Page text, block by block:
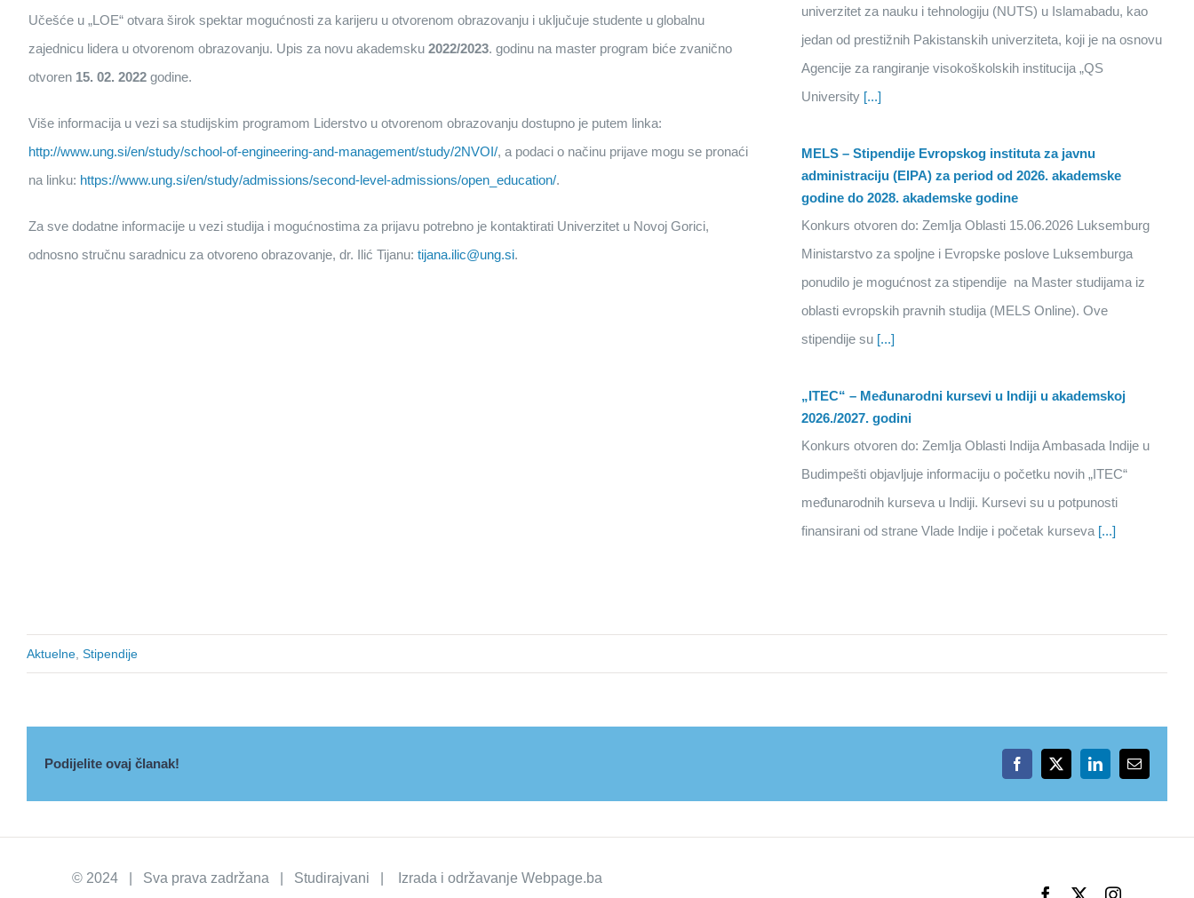
Učešće u „LOE“ otvara širok spektar mogućnosti za karijeru u otvorenom obrazovanju i uključuje studente u globalnu
zajednicu lidera u otvorenom obrazovanju. Upis za novu akademsku 2022/2023. godinu na master program biće zvanično
otvoren 15. 02. 2022 godine.
Više informacija u vezi sa studijskim programom Liderstvo u otvorenom obrazovanju dostupno je putem linka:
http://www.ung.si/en/study/school-of-engineering-and-management/study/2NVOI/, a podaci o načinu prijave mogu se pronaći
na linku: https://www.ung.si/en/study/admissions/second-level-admissions/open_education/.
Za sve dodatne informacije u vezi studija i mogućnostima za prijavu potrebno je kontaktirati Univerzitet u Novoj Gorici,
odnosno stručnu saradnicu za otvoreno obrazovanje, dr. Ilić Tijanu: tijana.ilic@ung.si.
univerzitet za nauku i tehnologiju (NUTS) u Islamabadu, kao
jedan od prestižnih Pakistanskih univerziteta, koji je na osnovu
Agencije za rangiranje visokoškolskih institucija „QS
University [...]
MELS – Stipendije Evropskog instituta za javnu
administraciju (EIPA) za period od 2026. akademske
godine do 2028. akademske godine
Konkurs otvoren do: Zemlja Oblasti 15.06.2026 Luksemburg
Ministarstvo za spoljne i Evropske poslove Luksemburga
ponudilo je mogućnost za stipendije na Master studijama iz
oblasti evropskih pravnih studija (MELS Online). Ove
stipendije su [...]
„ITEC“ – Međunarodni kursevi u Indiji u akademskoj
2026./2027. godini
Konkurs otvoren do: Zemlja Oblasti Indija Ambasada Indije u
Budimpešti objavljuje informaciju o početku novih „ITEC“
međunarodnih kurseva u Indiji. Kursevi su u potpunosti
finansirani od strane Vlade Indije i početak kurseva [...]
Aktuelne Stipendije
Podijelite ovaj članak! Facebook
X LinkedInEmail
© 2024 | Sva prava zadržana | Studirajvani | Izrada i održavanjeWebpage.ba
Facebook Instagram